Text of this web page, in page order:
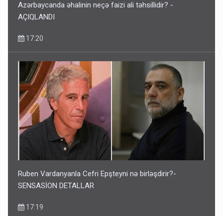
Azərbaycanda əhalinin neçə faizi ali təhsillidir? -
AÇIQLANDI
17:20
Ruben Vardanyanla Cefri Epşteyni nə birləşdirir?-
SENSASİON DETALLAR
17:19